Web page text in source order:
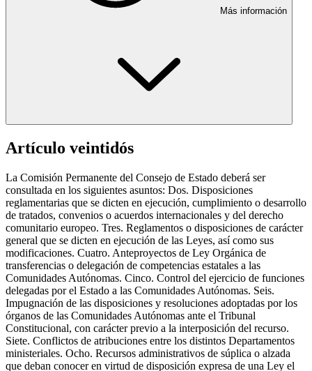
Más información
Artículo veintidós
La Comisión Permanente del Consejo de Estado deberá ser
consultada en los siguientes asuntos: Dos. Disposiciones
reglamentarias que se dicten en ejecución, cumplimiento o desarrollo
de tratados, convenios o acuerdos internacionales y del derecho
comunitario europeo. Tres. Reglamentos o disposiciones de carácter
general que se dicten en ejecución de las Leyes, así como sus
modificaciones. Cuatro. Anteproyectos de Ley Orgánica de
transferencias o delegación de competencias estatales a las
Comunidades Autónomas. Cinco. Control del ejercicio de funciones
delegadas por el Estado a las Comunidades Autónomas. Seis.
Impugnación de las disposiciones y resoluciones adoptadas por los
órganos de las Comunidades Autónomas ante el Tribunal
Constitucional, con carácter previo a la interposición del recurso.
Siete. Conflictos de atribuciones entre los distintos Departamentos
ministeriales. Ocho. Recursos administrativos de súplica o alzada
que deban conocer en virtud de disposición expresa de una Ley el